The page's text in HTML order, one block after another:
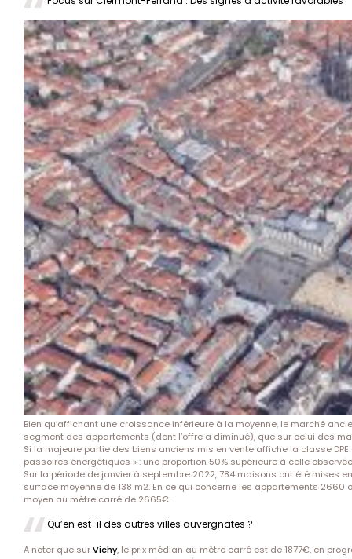
Bien qu’affichant une croissance inférieure à la moyenne, le marché
segment des appartements (dont l’offre a diminué), que sur celui des
Si la majeure partie des biens anciens mis en vente affiche la classe
passoires énergétiques » : une proportion 50% supérieure à celle
Sur la période de janvier à septembre 2022, 784 maisons ont été mises
surface moyenne de 138 m2. En ce qui concerne les appartements
moyen au mètre carré de 2665€.
Qu’en est-il des autres villes auvergnates ?
A noter que surVichy, le prix médian au mètre carré est de 1877€, en